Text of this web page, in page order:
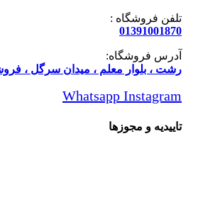
فروشگاه :
فروشگاه:
، بلوار معلم ، میدان سرگل ، فروشگاه
Whatsapp
و مجوزها